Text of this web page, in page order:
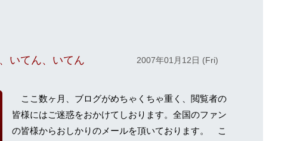
いてん、いてん 2007年01月12日 (Fri)
ここ数ヶ月、ブログがめちゃくちゃ重く、閲覧者の
皆様にはご迷惑をおかけてしおります。全国のファン
の皆様からおしかりのメールを頂いております。 こ